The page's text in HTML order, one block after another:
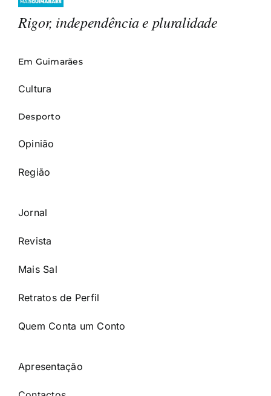
Rigor, independência e pluralidade
Em Guimarães
Cultura
Desporto
Opinião
Região
Jornal
Revista
Mais Sal
Retratos de Perfil
Quem Conta um Conto
Apresentação